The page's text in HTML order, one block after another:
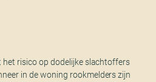
risico op dodelijke slachtoffers
in de woning rookmelders zijn